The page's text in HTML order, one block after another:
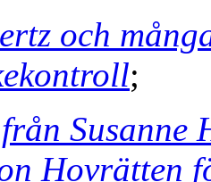
och
;
Susanne
Hovrätten